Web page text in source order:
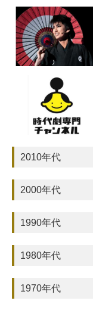
2010年代
2000年代
1990年代
1980年代
1970年代